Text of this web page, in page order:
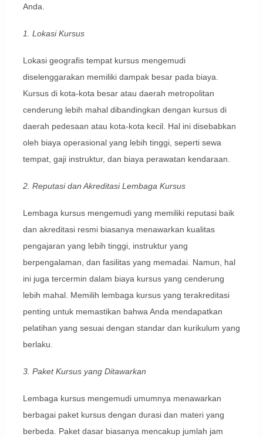
Anda.
1. Lokasi Kursus
Lokasi geografis tempat kursus mengemudi
diselenggarakan memiliki dampak besar pada biaya.
Kursus di kota-kota besar atau daerah metropolitan
cenderung lebih mahal dibandingkan dengan kursus di
daerah pedesaan atau kota-kota kecil. Hal ini disebabkan
oleh biaya operasional yang lebih tinggi, seperti sewa
tempat, gaji instruktur, dan biaya perawatan kendaraan.
2. Reputasi dan Akreditasi Lembaga Kursus
Lembaga kursus mengemudi yang memiliki reputasi baik
dan akreditasi resmi biasanya menawarkan kualitas
pengajaran yang lebih tinggi, instruktur yang
berpengalaman, dan fasilitas yang memadai. Namun, hal
ini juga tercermin dalam biaya kursus yang cenderung
lebih mahal. Memilih lembaga kursus yang terakreditasi
penting untuk memastikan bahwa Anda mendapatkan
pelatihan yang sesuai dengan standar dan kurikulum yang
berlaku.
3. Paket Kursus yang Ditawarkan
Lembaga kursus mengemudi umumnya menawarkan
berbagai paket kursus dengan durasi dan materi yang
berbeda. Paket dasar biasanya mencakup jumlah jam